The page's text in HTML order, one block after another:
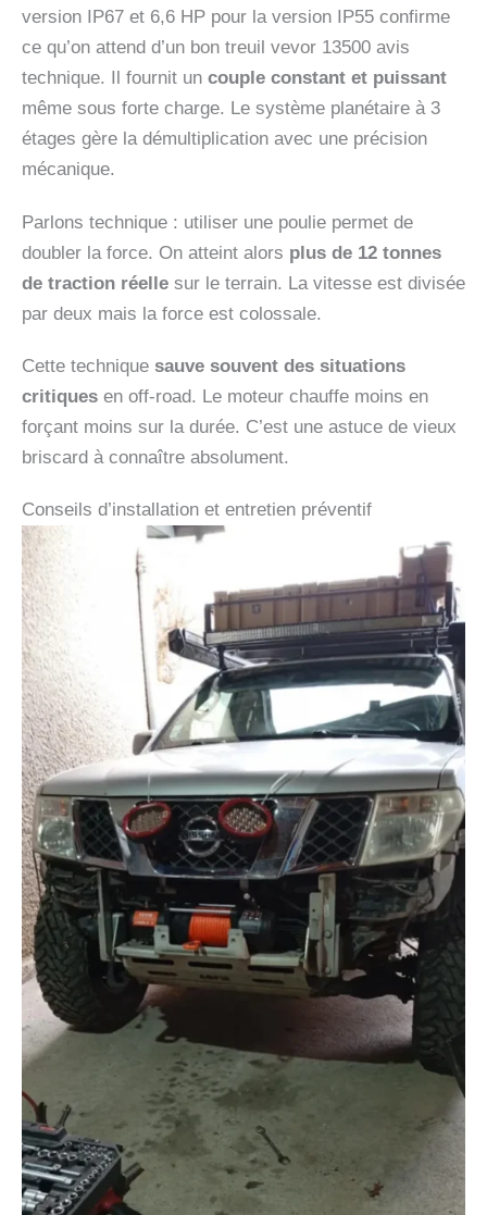
version IP67 et 6,6 HP pour la version IP55 confirme
ce qu’on attend d’un bon treuil vevor 13500 avis
technique. Il fournit un couple constant et puissant
même sous forte charge. Le système planétaire à 3
étages gère la démultiplication avec une précision
mécanique.
Parlons technique : utiliser une poulie permet de
doubler la force. On atteint alors plus de 12 tonnes
de traction réelle sur le terrain. La vitesse est divisée
par deux mais la force est colossale.
Cette technique sauve souvent des situations
critiques en off-road. Le moteur chauffe moins en
forçant moins sur la durée. C’est une astuce de vieux
briscard à connaître absolument.
Conseils d’installation et entretien préventif